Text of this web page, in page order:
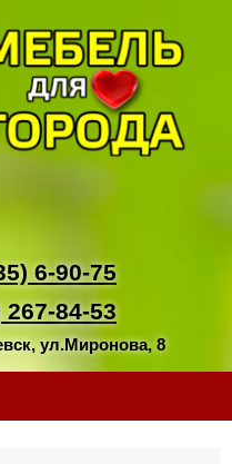
6-90-75
267-84-53
ул.Миронова, 8